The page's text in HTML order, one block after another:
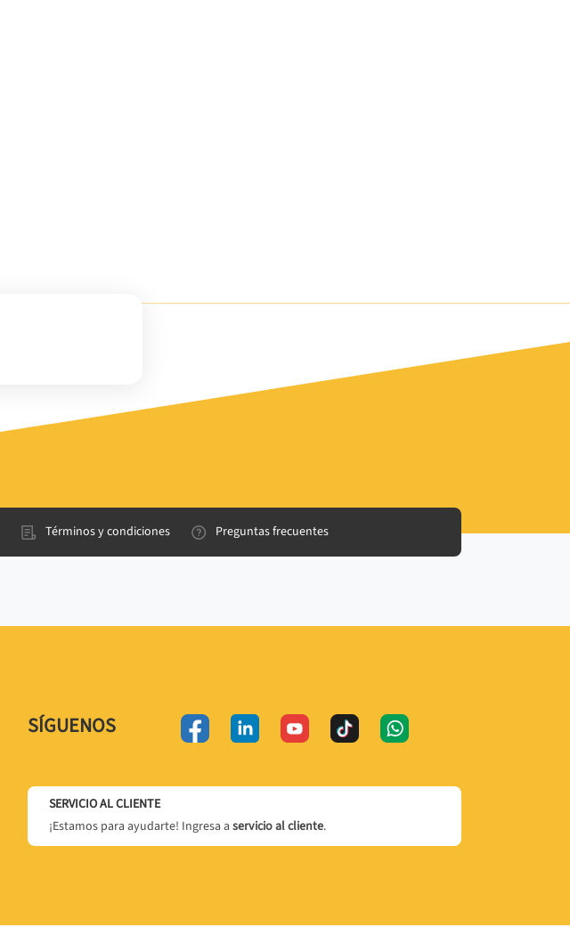
Términos y condiciones Preguntas frecuentes
SÍGUENOS
SERVICIO AL CLIENTE
¡Estamos para ayudarte! Ingresa a servicio al cliente.